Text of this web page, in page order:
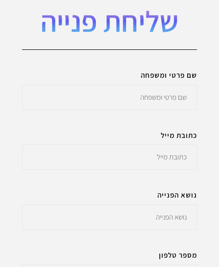
שליחת פנייה
שם פרטי ומשפחה
כתובת מייל
נושא הפנייה
מספר טלפון